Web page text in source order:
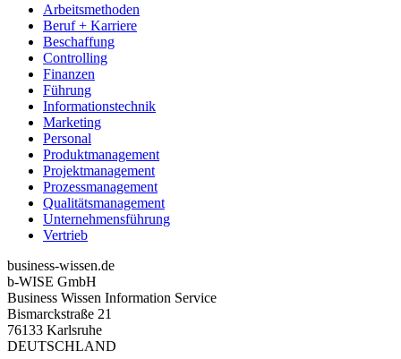
Arbeitsmethoden
Beruf + Karriere
Beschaffung
Controlling
Finanzen
Führung
Informationstechnik
Marketing
Personal
Produktmanagement
Projektmanagement
Prozessmanagement
Qualitätsmanagement
Unternehmensführung
Vertrieb
business-wissen.de
b-WISE GmbH
Business Wissen Information Service
Bismarckstraße 21
76133 Karlsruhe
DEUTSCHLAND